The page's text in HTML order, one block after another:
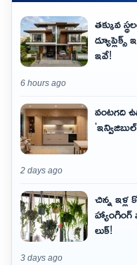
తక్కువ
డ్యూప్లెక్స్
ఇవే!
6 hours ago
వంటగది
2 days ago
చిన్న
హ్యాంగింగ్
లుక్!
3 days ago